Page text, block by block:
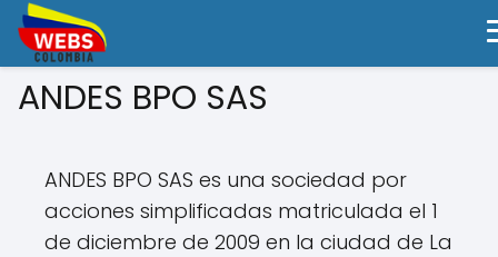
ANDES BPO SAS
ANDES BPO SAS es una sociedad por
acciones simplificadas matriculada el 1
de diciembre de 2009 en la ciudad de La